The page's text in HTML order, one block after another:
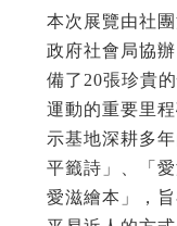
本次展覽由社
政府社會局協
備了20張珍貴
運動的重要里
示基地深耕多
平籤詩」、「
愛滋繪本」，